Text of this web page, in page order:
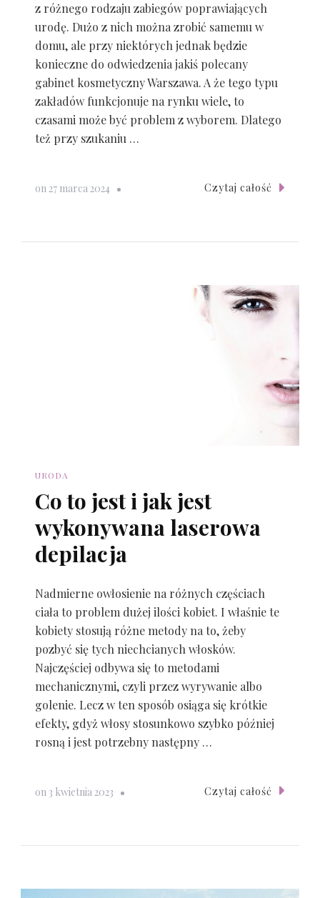
z różnego rodzaju zabiegów poprawiających
urodę. Dużo z nich można zrobić samemu w
domu, ale przy niektórych jednak będzie
konieczne do odwiedzenia jakiś polecany
gabinet kosmetyczny Warszawa. A że tego typu
zakładów funkcjonuje na rynku wiele, to
czasami może być problem z wyborem. Dlatego
też przy szukaniu …
on27 marca 2024 Czytaj całość
URODA
Co to jest i jak jest
wykonywana laserowa
depilacja
Nadmierne owłosienie na różnych częściach
ciała to problem dużej ilości kobiet. I właśnie te
kobiety stosują różne metody na to, żeby
pozbyć się tych niechcianych włosków.
Najczęściej odbywa się to metodami
mechanicznymi, czyli przez wyrywanie albo
golenie. Lecz w ten sposób osiąga się krótkie
efekty, gdyż włosy stosunkowo szybko później
rosną i jest potrzebny następny …
on 3 kwietnia 2023 Czytaj całość